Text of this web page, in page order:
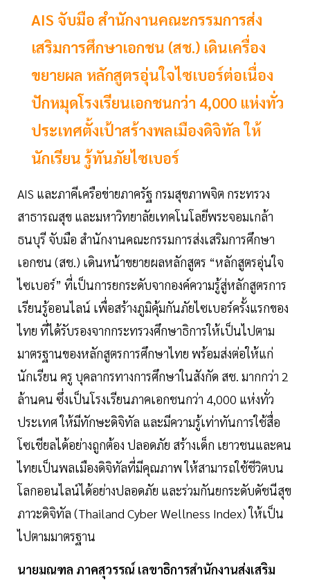
AIS จับมือ สำนักงานคณะกรรมการส่ง
เสริมการศึกษาเอกชน (สช.) เดินเครื่อง
ขยายผล หลักสูตรอุ่นใจไซเบอร์ต่อเนื่อง
ปักหมุดโรงเรียนเอกชนกว่า 4,000 แห่งทั่ว
ประเทศตั้งเป้าสร้างพลเมืองดิจิทัล ให้
นักเรียน รู้ทันภัยไซเบอร์
AIS และภาคีเครือข่ายภาครัฐ กรมสุขภาพจิต กระทรวง
สาธารณสุข และมหาวิทยาลัยเทคโนโลยีพระจอมเกล้า
ธนบุรี จับมือ สำนักงานคณะกรรมการส่งเสริมการศึกษา
เอกชน (สช.) เดินหน้าขยายผลหลักสูตร “หลักสูตรอุ่นใจ
ไซเบอร์” ที่เป็นการยกระดับจากองค์ความรู้สู่หลักสูตรการ
เรียนรู้ออนไลน์ เพื่อสร้างภูมิคุ้มกันภัยไซเบอร์ครั้งแรกของ
ไทย ที่ได้รับรองจากกระทรวงศึกษาธิการให้เป็นไปตาม
มาตรฐานของหลักสูตรการศึกษาไทย พร้อมส่งต่อให้แก่
นักเรียน ครู บุคลากรทางการศึกษาในสังกัด สช. มากกว่า 2
ล้านคน ซึ่งเป็นโรงเรียนภาคเอกชนกว่า 4,000 แห่งทั่ว
ประเทศ ให้มีทักษะดิจิทัล และมีความรู้เท่าทันการใช้สื่อ
โซเชียลได้อย่างถูกต้อง ปลอดภัย สร้างเด็ก เยาวชนและคน
ไทยเป็นพลเมืองดิจิทัลที่มีคุณภาพ ให้สามารถใช้ชีวิตบน
โลกออนไลน์ได้อย่างปลอดภัย และร่วมกันยกระดับดัชนีสุข
ภาวะดิจิทัล (Thailand Cyber Wellness Index) ให้เป็น
ไปตามมาตรฐาน
นายมณฑล ภาคสุวรรณ์ เลขาธิการสำนักงานส่งเสริม